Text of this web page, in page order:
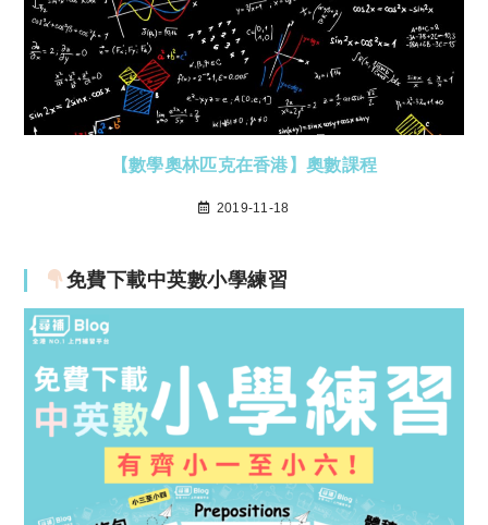
【數學奧林匹克在香港】奧數課程
2019-11-18
免費下載中英數小學練習